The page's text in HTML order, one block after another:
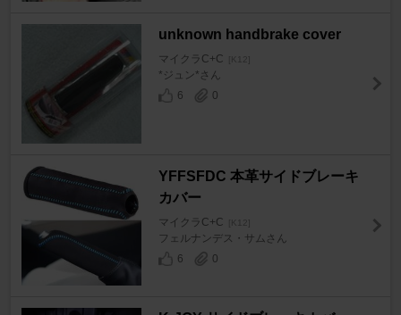
unknown handbrake cover
マイクラC+C [K12]
*ジュン*さん
6
0
YFFSFDC 本革サイドブレーキ
カバー
マイクラC+C [K12]
フェルナンデス・サムさん
6
0